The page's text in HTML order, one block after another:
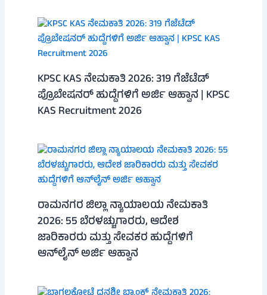
KPSC KAS ನೇಮಕಾತಿ 2026: 319 ಗೆಜೆಟೆಡ್
ಪ್ರೊಬೇಷನರ್ ಹುದ್ದೆಗಳಿಗೆ ಅರ್ಜಿ ಆಹ್ವಾನ | KPSC
KAS Recruitment 2026
ರಾಮನಗರ ಜಿಲ್ಲಾ ನ್ಯಾಯಾಲಯ ನೇಮಕಾತಿ
2026: 55 ಬೆರಳಚ್ಚುಗಾರರು, ಆದೇಶ
ಜಾರಿಕಾರರು ಮತ್ತು ಸೇವಕರ ಹುದ್ದೆಗಳಿಗೆ
ಆನ್‌ಲೈನ್ ಅರ್ಜಿ ಆಹ್ವಾನ